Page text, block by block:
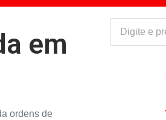
em
ordens de